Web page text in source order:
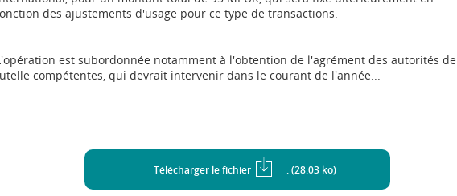
des ajustements d'usage pour ce type de transactions.
est subordonnée notamment à l'obtention de l'agrément des autorités de
compétentes, qui devrait intervenir dans le courant de l'année...
Télécharger le fichier . (28.03 ko)